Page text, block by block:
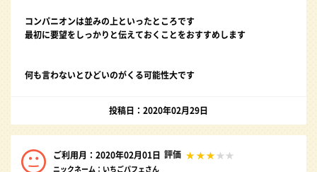
コンパニオンは並みの上といったところです
最初に要望をしっかりと伝えておくことをおすすめします
何も言わないとひどいのがくる可能性大です
投稿日：2020年02月29日
ご利用月：2020年02月01日 評価
ニックネーム：いちごパフェさん